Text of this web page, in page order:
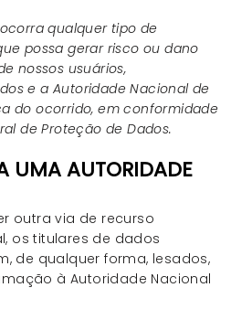
qualquer tipo de
possa gerar risco ou dano
nossos usuários,
e a Autoridade Nacional de
do ocorrido, em conformidade
de Proteção de Dados.
UMA AUTORIDADE
outra via de recurso
os titulares de dados
de qualquer forma, lesados,
à Autoridade Nacional